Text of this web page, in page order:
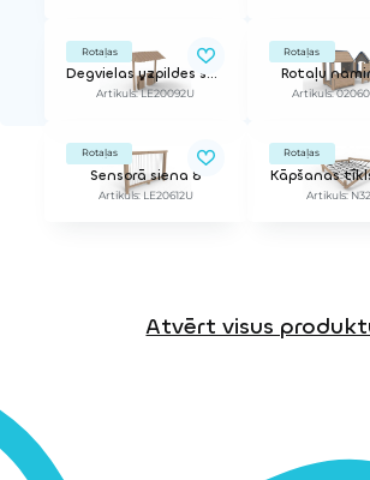
Rotaļas
Degvielas uzpildes stacija
Artikuls: LE20092U
Rotaļas
Rotaļu
Artikuls:
Rotaļas
Sensorā siena 8
Artikuls: LE20612U
Rotaļas
Kāpšanas
Artikuls:
Atvērt visus